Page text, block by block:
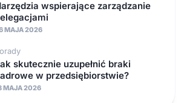
wspierające zarządzanie
MAJA 2026
skutecznie uzupełnić braki
w przedsiębiorstwie?
MAJA 2026